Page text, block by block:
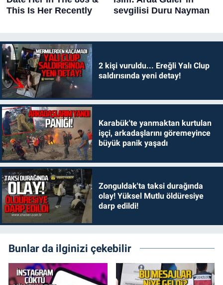
2 kişi vuruldu... Ereğli Yalı Clup
saldırısında yeni detay!
Karabük'te yanmaktan kurtulan
işçi, arkadaşlarını göremeyince
büyük panik yaşadı
Zonguldak'ta taksi durağında
olay! Yüksel Mutlu öldüresiye
darp edildi!
Bunlar da ilginizi çekebilir